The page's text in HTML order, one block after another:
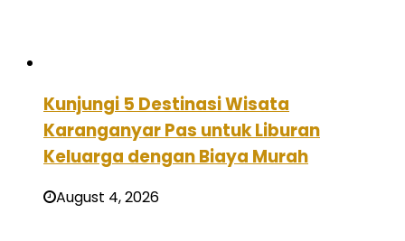
Kunjungi 5 Destinasi Wisata
Karanganyar Pas untuk Liburan
Keluarga dengan Biaya Murah
August 4, 2026